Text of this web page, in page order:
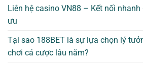
Liên hệ casino VN88 – Kết nối
ưu
Tại sao 188BET là sự lựa chọn lý
chơi cá cược lâu năm?